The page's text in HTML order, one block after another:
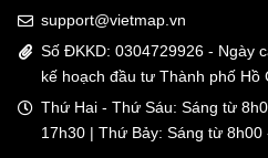
support@vietmap.vn
Số ĐKKD: 0304729926 - Ngày
kế hoạch đầu tư Thành phố Hồ
Thứ Hai - Thứ Sáu: Sáng từ
17h30 | Thứ Bảy: Sáng từ 8h00